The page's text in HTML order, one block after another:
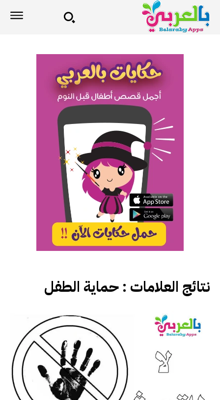
نتائج العلامات : حماية الطفل